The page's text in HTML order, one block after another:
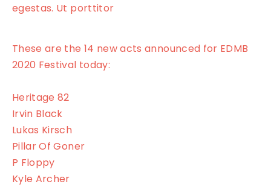
egestas. Ut porttitor
These are the 14 new acts announced for EDMB
2020 Festival today:
Heritage 82
Irvin Black
Lukas Kirsch
Pillar Of Goner
P Floppy
Kyle Archer